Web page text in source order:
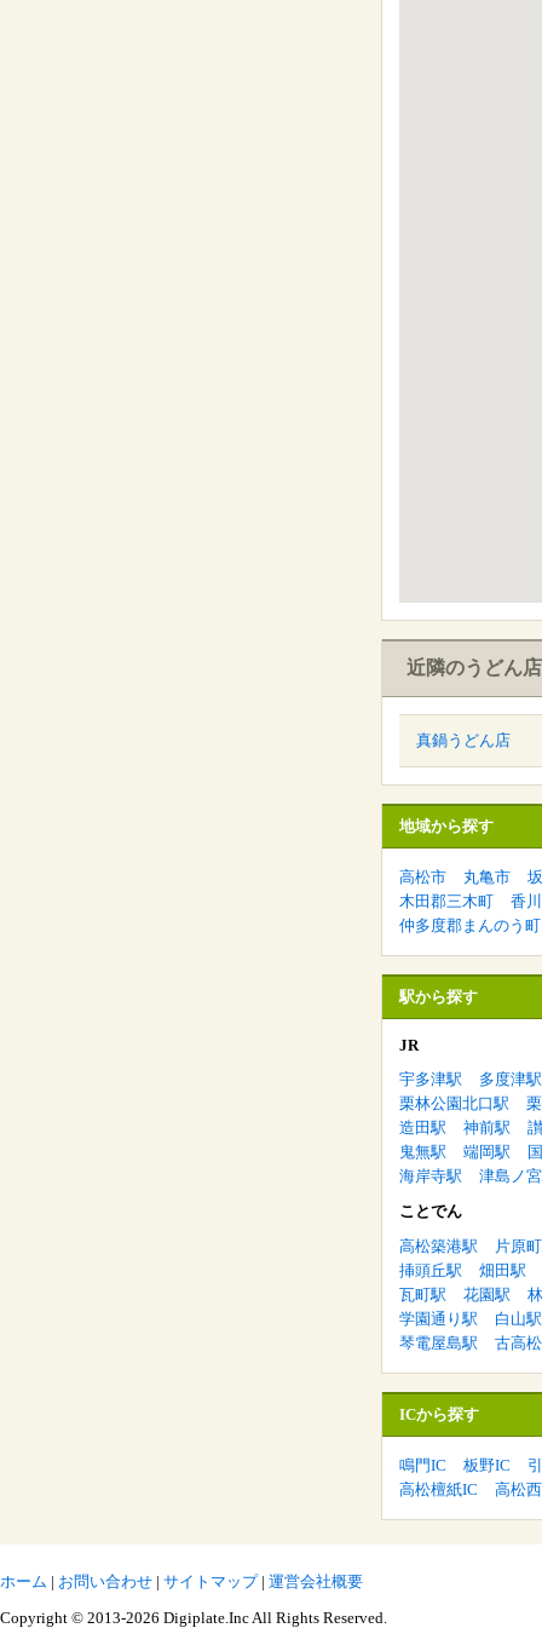
近隣のうどん店
真鍋うどん店
地域から探す
高松市 丸亀市
木田郡三木町
香
仲多度郡まんのう町
駅から探す
JR
宇多津駅
多度津駅
栗林公園北口駅
造田駅
神前駅
鬼無駅
端岡駅
海岸寺駅
津島ノ
ことでん
高松築港駅
片原
挿頭丘駅
畑田駅
瓦町駅
花園駅
学園通り駅
白山駅
琴電屋島駅
古高
ICから探す
鳴門IC 板野IC
高松檀紙IC
高松
ホーム | お問い合わせ | サイトマップ| 運営会社概要
Copyright © 2013-2026 Digiplate.Inc All Rights Reserved.